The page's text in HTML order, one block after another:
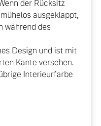
der Rücksitz
ausgeklappt,
während des
Design und ist mit
Kante versehen.
Interieurfarbe